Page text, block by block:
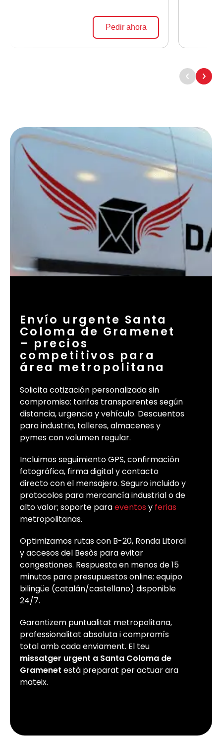
Pedir ahora
Envío urgente Santa
Coloma de Gramenet
– precios
competitivos para
área metropolitana
Solicita cotización personalizada sin
compromiso: tarifas transparentes según
distancia, urgencia y vehículo. Descuentos
para industria, talleres, almacenes y
pymes con volumen regular.
Incluimos seguimiento GPS, confirmación
fotográfica, firma digital y contacto
directo con el mensajero. Seguro incluido y
protocolos para mercancía industrial o de
alto valor; soporte paraeventos y ferias
metropolitanas.
Optimizamos rutas con B-20, Ronda Litoral
y accesos del Besòs para evitar
congestiones. Respuesta en menos de 15
minutos para presupuestos online; equipo
bilingüe (catalán/castellano) disponible
24/7.
Garantizem puntualitat metropolitana,
professionalitat absoluta i compromís
total amb cada enviament. El teu
missatger urgent a Santa Coloma de
Gramenet està preparat per actuar ara
mateix.